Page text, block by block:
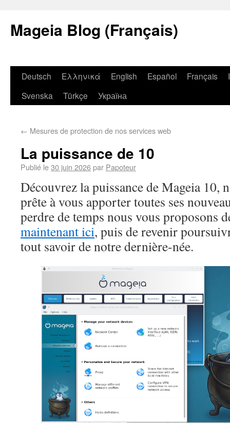
Mageia Blog (Français)
Deutsch Ελληνικά English Español Français
Svenska
Türkçe Україна
← Mesures de protection de nos services web
La puissance de 10
Publié le30 juin 2026par Papoteur
Découvrez la puissance de Mageia 10,
prête à vous apporter toutes ses
perdre de temps nous vous proposons
maintenant ici, puis de revenir
tout savoir de notre dernière-née.